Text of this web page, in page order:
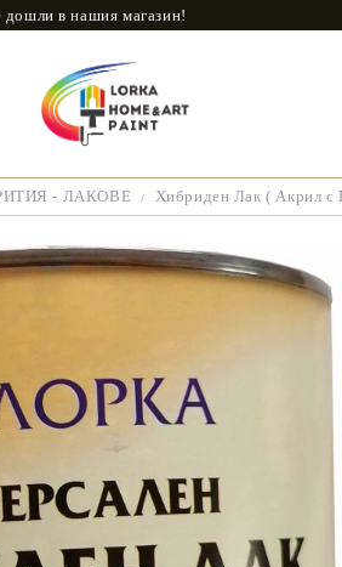
дошли в нашия магазин!
- ЛАКОВЕ Хибриден Лак ( Акрил с